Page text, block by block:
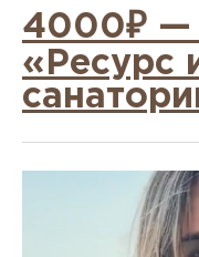
4000₽ —
«Ресурс